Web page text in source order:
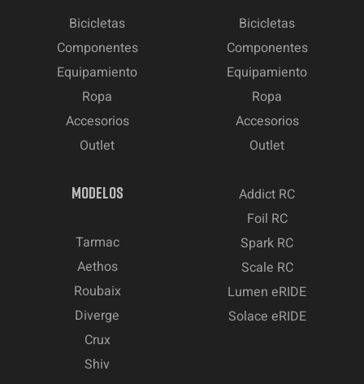
Bicicletas
Componentes
Equipamiento
Ropa
Accesorios
Outlet
Bicicletas
Componentes
Equipamiento
Ropa
Accesorios
Outlet
MODELOS
Tarmac
Aethos
Roubaix
Diverge
Crux
Shiv
Addict RC
Foil RC
Spark RC
Scale RC
Lumen eRIDE
Solace eRIDE